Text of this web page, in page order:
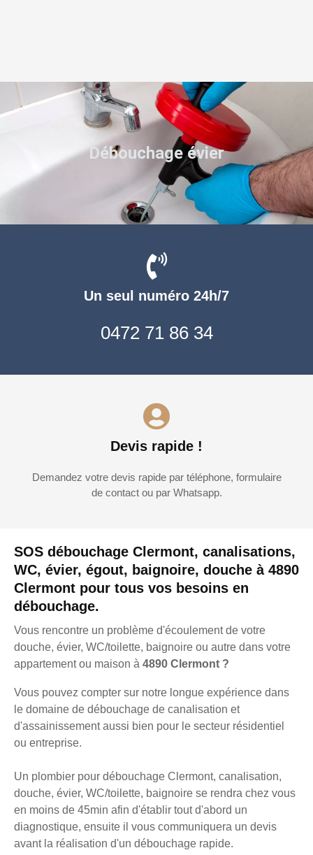
SOS débouchage Clermont, canalisations,
WC, évier, égout, baignoire, douche à 4890
Clermont pour tous vos besoins en
débouchage.
Vous rencontre un problème d'écoulement de votre
douche, évier, WC/toilette, baignoire ou autre dans votre
appartement ou maison à 4890 Clermont ?
Vous pouvez compter sur notre longue expérience dans
le domaine de débouchage de canalisation et
d'assainissement aussi bien pour le secteur résidentiel
ou entreprise.
Un plombier pour débouchage Clermont, canalisation,
douche, évier, WC/toilette, baignoire se rendra chez vous
en moins de 45min afin d'établir tout d'abord un
diagnostique, ensuite il vous communiquera un devis
avant la réalisation d'un débouchage rapide.
Un seul numéro 24h/7
0472 71 86 34
Devis rapide !
Demandez votre devis rapide par téléphone, formulaire
de contact ou par Whatsapp.
Débouchage évier